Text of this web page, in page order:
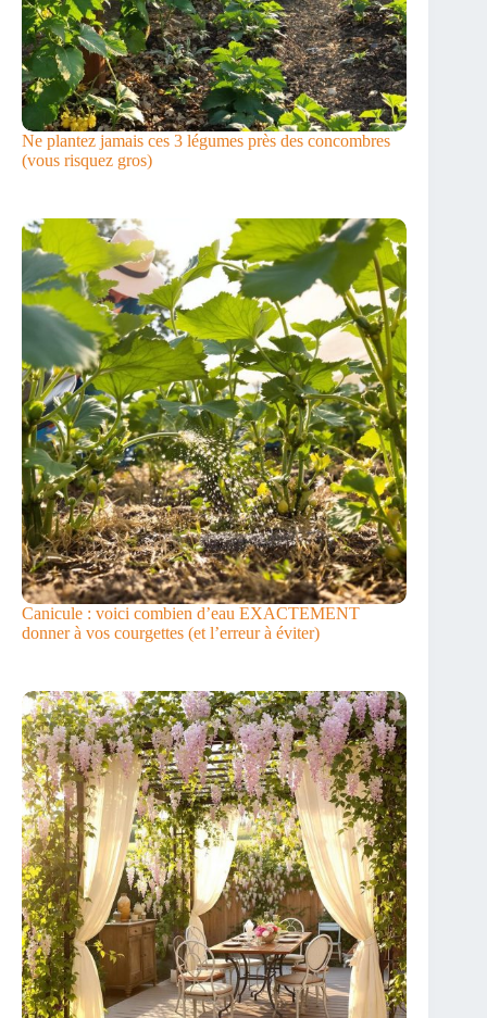
Ne plantez jamais ces 3 légumes près des concombres
(vous risquez gros)
Canicule : voici combien d’eau EXACTEMENT
donner à vos courgettes (et l’erreur à éviter)